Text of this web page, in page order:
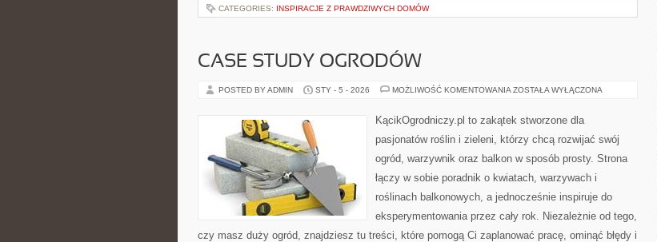
CATEGORIES: INSPIRACJE Z PRAWDZIWYCH DOMÓW
CASE STUDY OGRODÓW
POSTED BY ADMIN STY - 5 - 2026 MOŻLIWOŚĆ KOMENTOWANIA CASE
ZOSTAŁA WYŁĄCZONA
KącikOgrodniczy.pl to zakątek stworzone dla
pasjonatów roślin i zieleni, którzy chcą rozwijać swój
ogród, warzywnik oraz balkon w sposób prosty. Strona
łączy w sobie poradnik o kwiatach, warzywach i
roślinach balkonowych, a jednocześnie inspiruje do
eksperymentowania przez cały rok. Niezależnie od tego,
czy masz duży ogród, znajdziesz tu treści, które pomogą Ci zaplanować pracę, ominąć błędy i